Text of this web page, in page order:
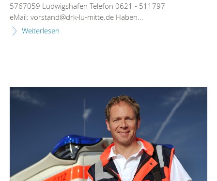
5767059 Ludwigshafen Telefon 0621 - 511797
eMail: vorstand@drk-lu-mitte.de Haben...
Weiterlesen